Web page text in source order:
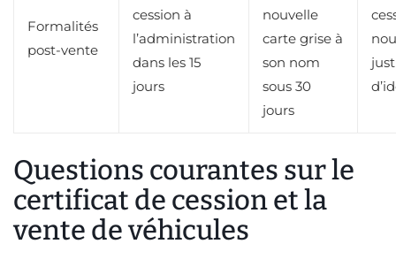
Formalités
post-vente
cession à
l’administration
dans les 15
jours
nouvelle
carte grise à
son nom
sous 30
jours
Questions courantes sur le
certificat de cession et la
vente de véhicules